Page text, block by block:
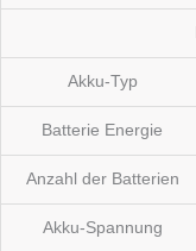
Akku-Typ
Batterie Energie
Anzahl der Batterien
Akku-Spannung